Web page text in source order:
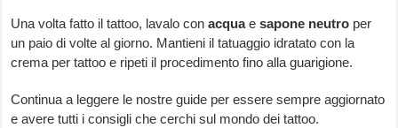
Una volta fatto il tattoo, lavalo conacquae sapone neutro per
un paio di volte al giorno. Mantieni il tatuaggio idratato con la
crema per tattoo e ripeti il procedimento fino alla guarigione.
Continua a leggere le nostre guide per essere sempre aggiornato
e avere tutti i consigli che cerchi sul mondo dei tattoo.